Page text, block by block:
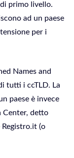
primo livello.
ad un paese
per i
Names and
tutti i ccTLD. La
paese è invece
Center, detto
Registro.it (o